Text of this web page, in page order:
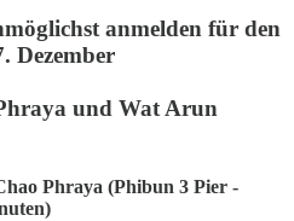
anmelden für den
Dezember
und Wat Arun
Phraya (Phibun 3 Pier -